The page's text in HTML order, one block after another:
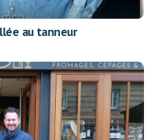
au tanneur